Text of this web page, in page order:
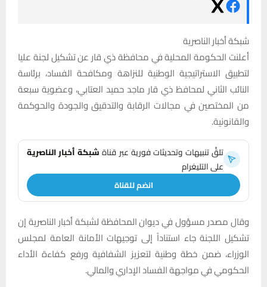
شبكة أخبار الناصرية
أعلنت الحكومة المحلية في محافظة ذي قار عن تشكيل لجنة عليا
لتطبيق الاستراتيجية الوطنية للنزاهة ومكافحة الفساد، برئاسة
النائب الثاني لمحافظ ذي قار ماجد حميد العتابي، وعضوية سبعة
من المختصين في مجالات الرقابة والتدقيق والجودة والحوكمة
والقانونية.
تلقَّ تنبيهات وتحديثات فورية عبر قناةشبكة أخبار الناصرية
على التليغرام
انضم للقناة
وقال مصدر مسؤول في ديوان المحافظة لشبكة أخبار الناصرية إن
تشكيل اللجنة جاء استناداً إلى توجيهات الأمانة العامة لمجلس
الوزراء، ضمن خطة وطنية لتعزيز الشفافية ورفع كفاءة الأداء
الحكومي في مواجهة الفساد الإداري والمالي.